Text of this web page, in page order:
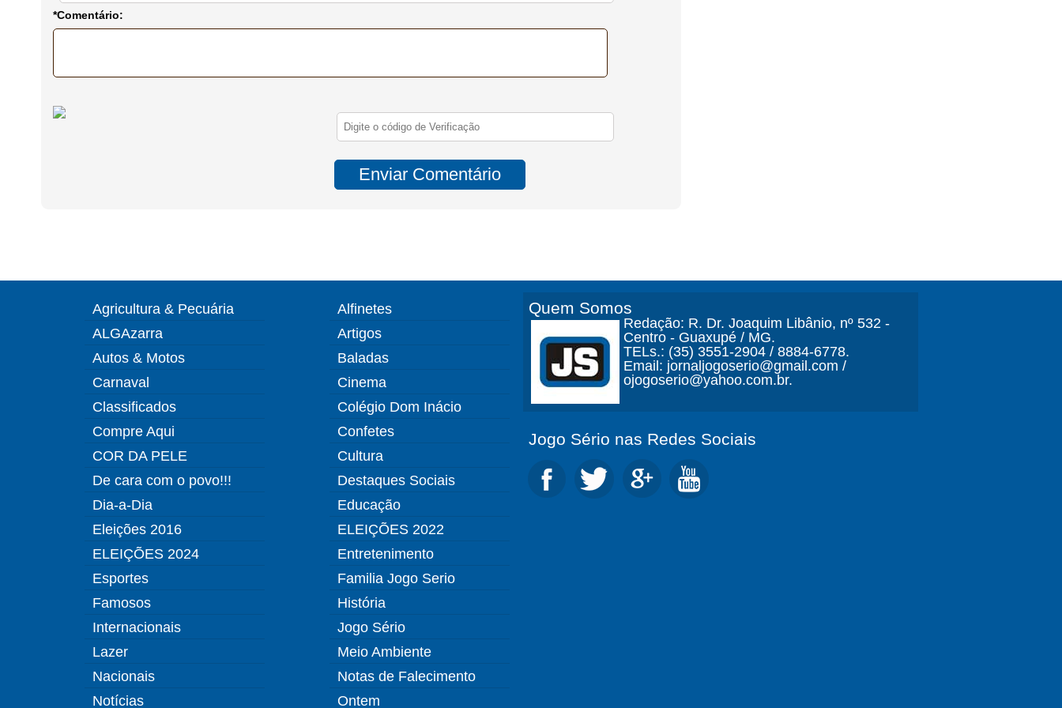
*Comentário:
Agricultura & Pecuária
ALGAzarra
Autos & Motos
Carnaval
Classificados
Compre Aqui
COR DA PELE
De cara com o povo!!!
Dia-a-Dia
Eleições 2016
ELEIÇÕES 2024
Esportes
Famosos
Internacionais
Lazer
Nacionais
Notícias
Alfinetes
Artigos
Baladas
Cinema
Colégio Dom Inácio
Confetes
Cultura
Destaques Sociais
Educação
ELEIÇÕES 2022
Entretenimento
Familia Jogo Serio
História
Jogo Sério
Meio Ambiente
Notas de Falecimento
Ontem
Quem Somos
Redação: R. Dr. Joaquim Libânio, nº 532 -
Centro - Guaxupé / MG.
TELs.: (35) 3551-2904 / 8884-6778.
Email: jornaljogoserio@gmail.com /
ojogoserio@yahoo.com.br.
Jogo Sério nas Redes Sociais